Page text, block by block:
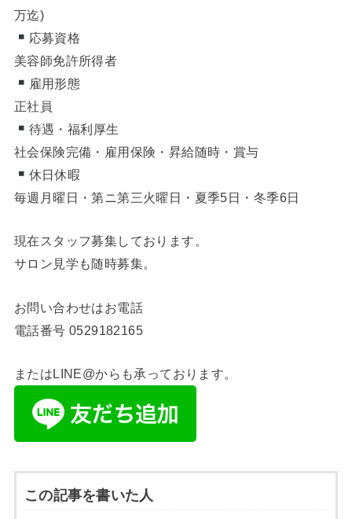
万迄)
応募資格
美容師免許所得者
雇用形態
正社員
待遇・福利厚生
社会保険完備・雇用保険・昇給随時・賞与
休日休暇
毎週月曜日・第ニ第三火曜日・夏季5日・冬季6日
現在スタッフ募集しております。
サロン見学も随時募集。
お問い合わせはお電話
電話番号 0529182165
またはLINE@からも承っております。
この記事を書いた人